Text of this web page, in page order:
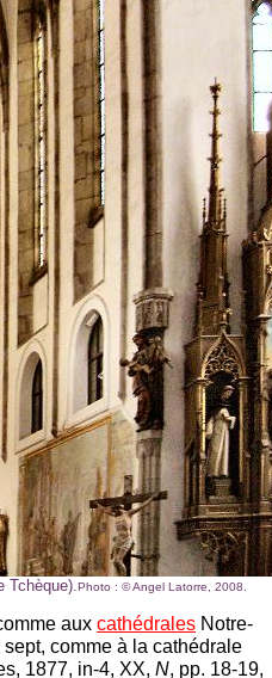
Tchèque).Photo : © Angel Latorre, 2008.
aux cathédrales Notre-
comme à la cathédrale
1877, in-4, XX, N, pp. 18-19,